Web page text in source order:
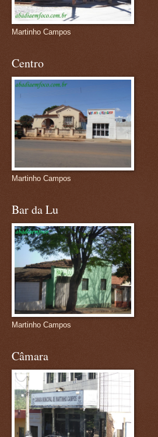
Martinho Campos
Centro
Martinho Campos
Bar da Lu
Martinho Campos
Câmara